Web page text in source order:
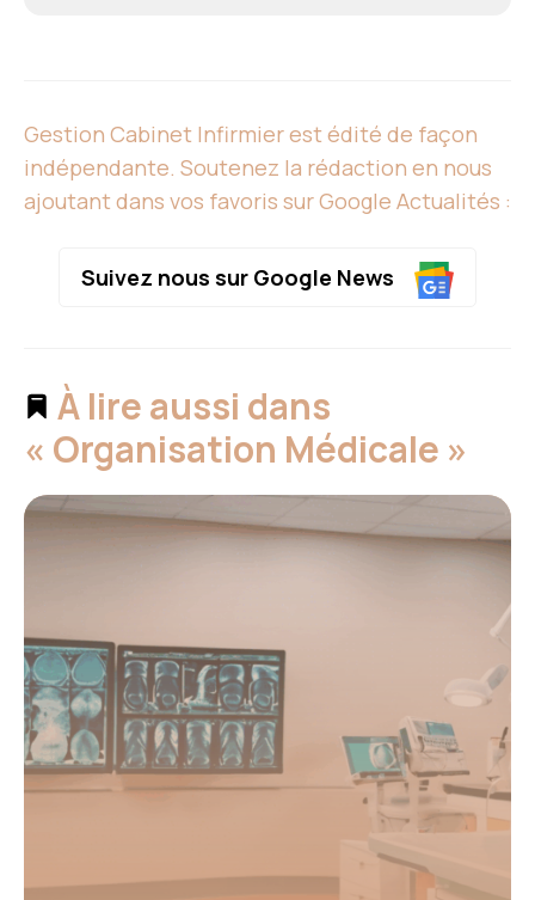
Gestion Cabinet Infirmier est édité de façon
indépendante. Soutenez la rédaction en nous
ajoutant dans vos favoris sur Google Actualités :
Suivez nous sur Google News
À lire aussi dans
« Organisation Médicale »